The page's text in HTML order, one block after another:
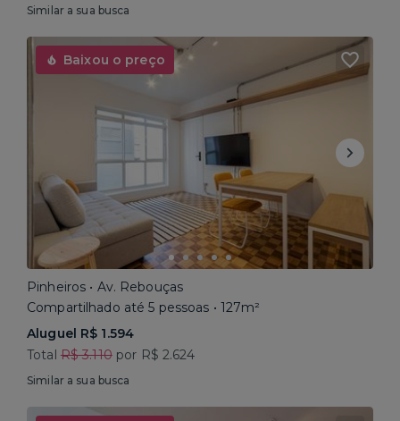
Similar a sua busca
Baixou o preço
Pinheiros • Av. Rebouças
Compartilhado até 5 pessoas • 127m²
Aluguel R$ 1.594
Total R$ 3.110por R$ 2.624
Similar a sua busca